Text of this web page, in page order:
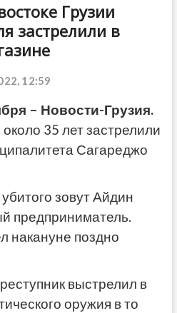
Грузии
застрелили в
12:59
– Новости-Грузия.
35 лет застрелили
Сагареджо
зовут Айдин
предприниматель.
накануне поздно
выстрелил в
оружия в то